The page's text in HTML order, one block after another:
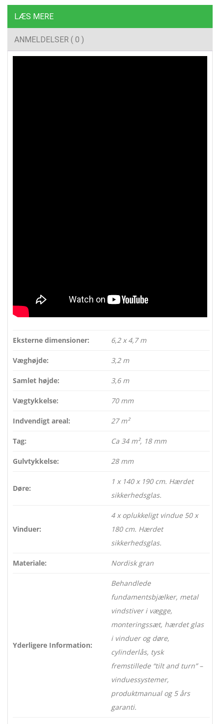
LÆS MERE
ANMELDELSER ( 0 )
Eksterne dimensioner: 6,2 x 4,7 m
Væghøjde: 3,2 m
Samlet højde: 3,6 m
Vægtykkelse: 70 mm
Indvendigt areal: 27 m²
Tag: Ca 34 m², 18 mm
Gulvtykkelse: 28 mm
Døre:
1 x 140 x 190 cm. Hærdet
sikkerhedsglas.
Vinduer:
4 x oplukkeligt vindue 50 x
180 cm. Hærdet
sikkerhedsglas.
Materiale: Nordisk gran
Yderligere Information:
Behandlede
fundamentsbjælker, metal
vindstiver i vægge,
monteringssæt, hærdet glas
i vinduer og døre,
cylinderlås, tysk
fremstillede “tilt and turn” –
vinduessystemer,
produktmanual og 5 års
garanti.